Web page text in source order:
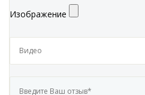
Изображение